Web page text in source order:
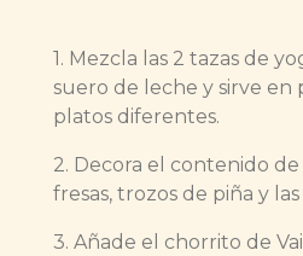
1. Mezcla las 2 tazas de
suero de leche y sirve en
platos diferentes.
2. Decora el contenido
fresas, trozos de piña y
3. Añade el chorrito de